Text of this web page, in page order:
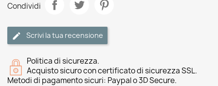
Condividi
Scrivi la tua recensione
Politica di sicurezza.
Acquisto sicuro con certificato di sicurezza SSL.
Metodi di pagamento sicuri: Paypal o 3D Secure.